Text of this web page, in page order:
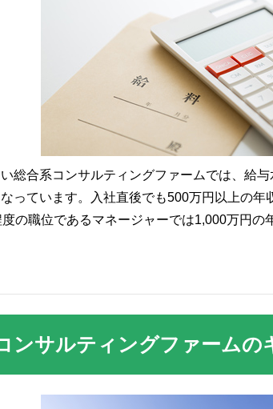
総合系コンサルティングファームでは、給
っています。入社直後でも500万円以上の年
の職位であるマネージャーでは1,000万円の
ンサルティングファームの